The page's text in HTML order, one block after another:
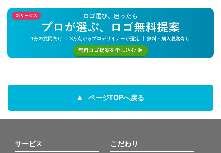
ページTOPへ戻る
サービス こだわり